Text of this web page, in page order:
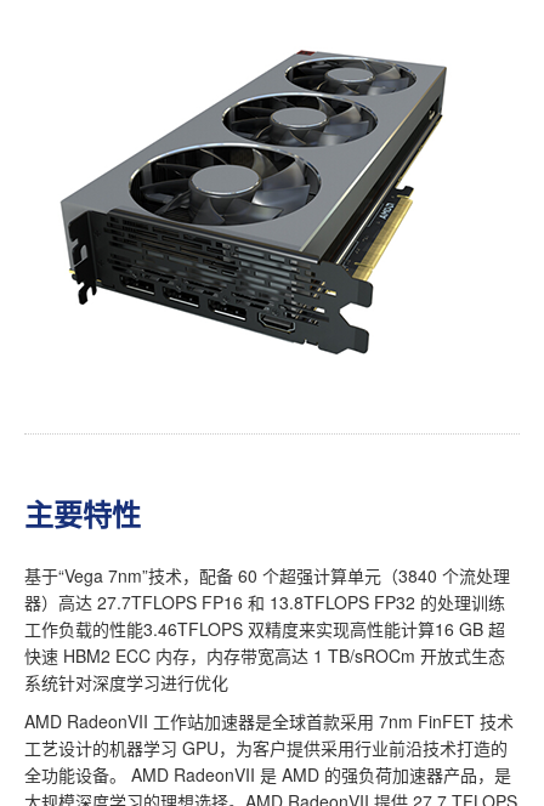
主要特性
基于“Vega 7nm”技术，配备 60 个超强计算单元（3840 个流处理
器）高达 27.7TFLOPS FP16 和 13.8TFLOPS FP32 的处理训练
工作负载的性能3.46TFLOPS 双精度来实现高性能计算16 GB 超
快速 HBM2 ECC 内存，内存带宽高达 1 TB/sROCm 开放式生态
系统针对深度学习进行优化
AMD RadeonVII 工作站加速器是全球首款采用 7nm FinFET 技术
工艺设计的机器学习 GPU，为客户提供采用行业前沿技术打造的
全功能设备。 AMD RadeonVII 是 AMD 的强负荷加速器产品，是